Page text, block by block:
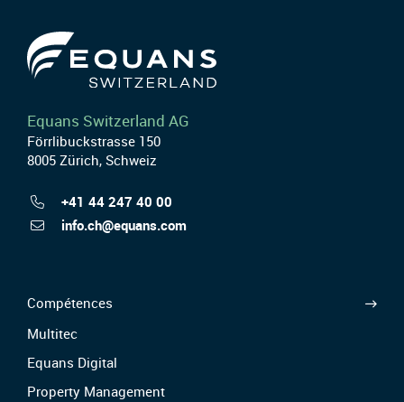
Equans Switzerland AG
Förrlibuckstrasse 150
8005 Zürich, Schweiz
+41 44 247 40 00
info.ch@equans.com
Compétences
Multitec
Equans Digital
Property Management